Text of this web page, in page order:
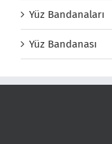
Yüz Bandanaları
Yüz Bandanası